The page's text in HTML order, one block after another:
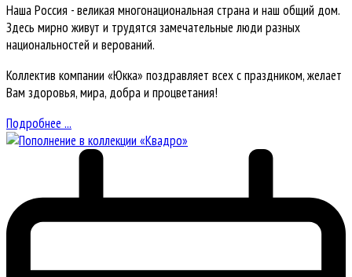
Наша Россия - великая многонациональная страна и наш общий дом.
Здесь мирно живут и трудятся замечательные люди разных
национальностей и верований.
Коллектив компании «Юкка» поздравляет всех с праздником, желает
Вам здоровья, мира, добра и процветания!
Подробнее ...